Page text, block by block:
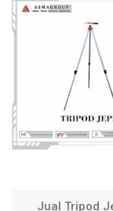
Jual Tripod